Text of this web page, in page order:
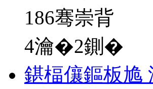
186骞崇背
4瀹�2鍘�
鍖楅儴鏂板尯